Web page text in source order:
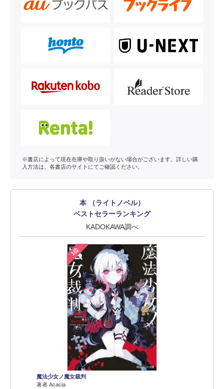
※書店によって現在在庫や取り扱いがない場合がございます。詳しい購
入方法は、各書店のサイトにてご確認ください。
本 （ライトノベル）
ベストセラーランキング
KADOKAWA調べ
1位
魔法少女ノ魔女裁判
著者 Acacia